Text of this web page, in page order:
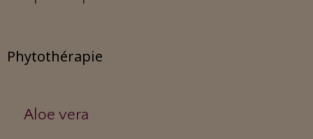
Phytothérapie
Aloe vera